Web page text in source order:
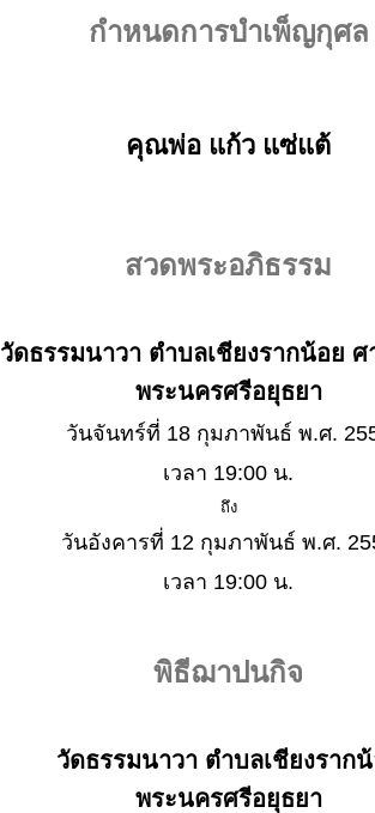
กำหนดการบำเพ็ญกุศล
คุณพ่อ แก้ว แซ่แต้
สวดพระอภิธรรม
วัดธรรมนาวา ตำบลเชียงรากน้อย
พระนครศรีอยุธยา
วันจันทร์ที่ 18 กุมภาพันธ์ พ.ศ.
เวลา 19:00 น.
ถึง
วันอังคารที่ 12 กุมภาพันธ์ พ.ศ.
เวลา 19:00 น.
พิธีฌาปนกิจ
วัดธรรมนาวา ตำบลเชียงราก
พระนครศรีอยุธยา